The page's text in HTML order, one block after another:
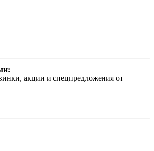
акции и спецпредложения от